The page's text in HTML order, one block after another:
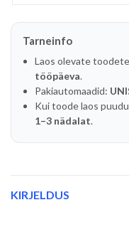
Tarneinfo
Laos olevate
tööpäeva.
Pakiautomaadid:
Kui toode laos
1–3 nädalat.
KIRJELDUS